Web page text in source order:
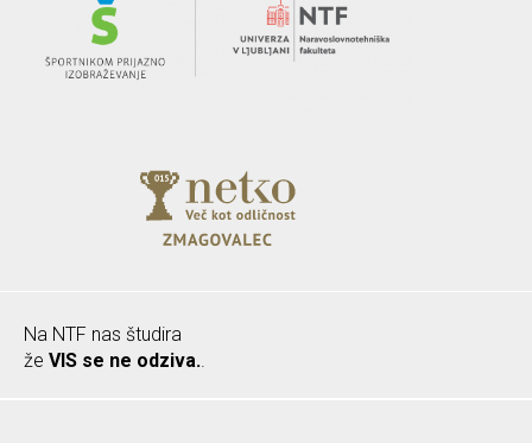
Na NTF nas študira
že VIS se ne odziva.